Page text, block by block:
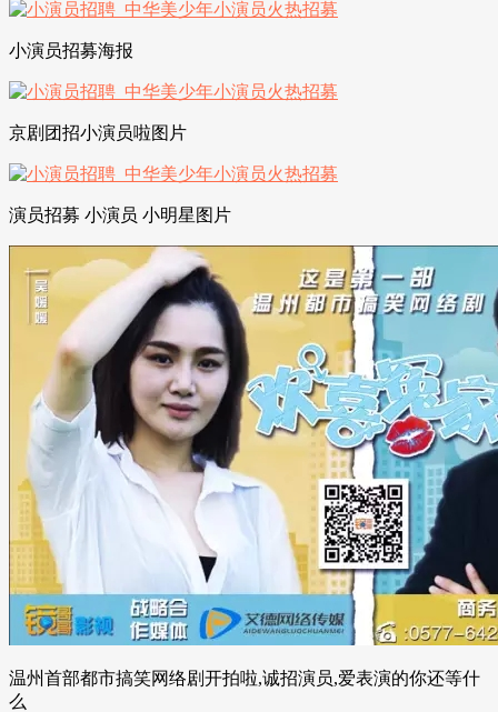
小演员招募海报
京剧团招小演员啦图片
演员招募 小演员 小明星图片
温州首部都市搞笑网络剧开拍啦,诚招演员,爱表演的你还等什
么